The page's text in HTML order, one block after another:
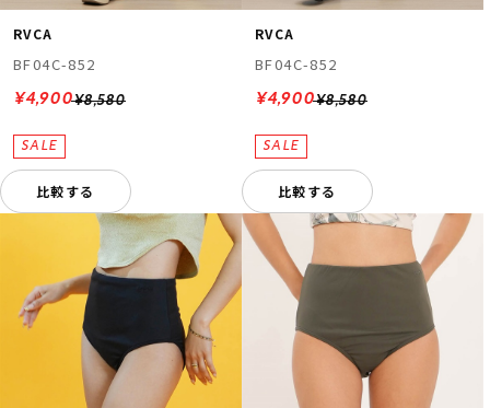
RVCA
BF04C-852
¥8,580
¥4,900
比較する
RVCA
BF04C-852
¥8,580
¥4,900
比較する